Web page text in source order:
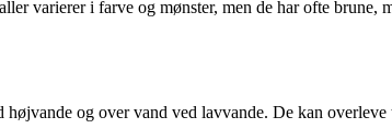
varierer i farve og mønster, men de har ofte brune,
og over vand ved lavvande. De kan